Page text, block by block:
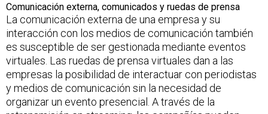
Comunicación externa, comunicados y ruedas de prensa
La comunicación externa de una empresa y su
interacción con los medios de comunicación también
es susceptible de ser gestionada mediante eventos
virtuales. Las ruedas de prensa virtuales dan a las
empresas la posibilidad de interactuar con periodistas
y medios de comunicación sin la necesidad de
organizar un evento presencial. A través de la